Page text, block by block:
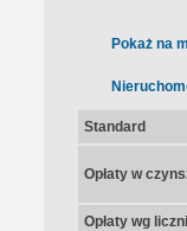
Pokaż na
Standard
Opłaty w
Opłaty wg